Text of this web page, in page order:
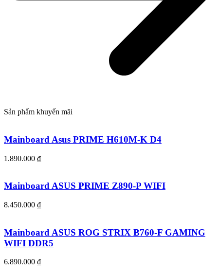
Sản phẩm khuyến mãi
Mainboard Asus PRIME H610M-K D4
1.890.000 ₫
Mainboard ASUS PRIME Z890-P WIFI
8.450.000 ₫
Mainboard ASUS ROG STRIX B760-F GAMING
WIFI DDR5
6.890.000 ₫